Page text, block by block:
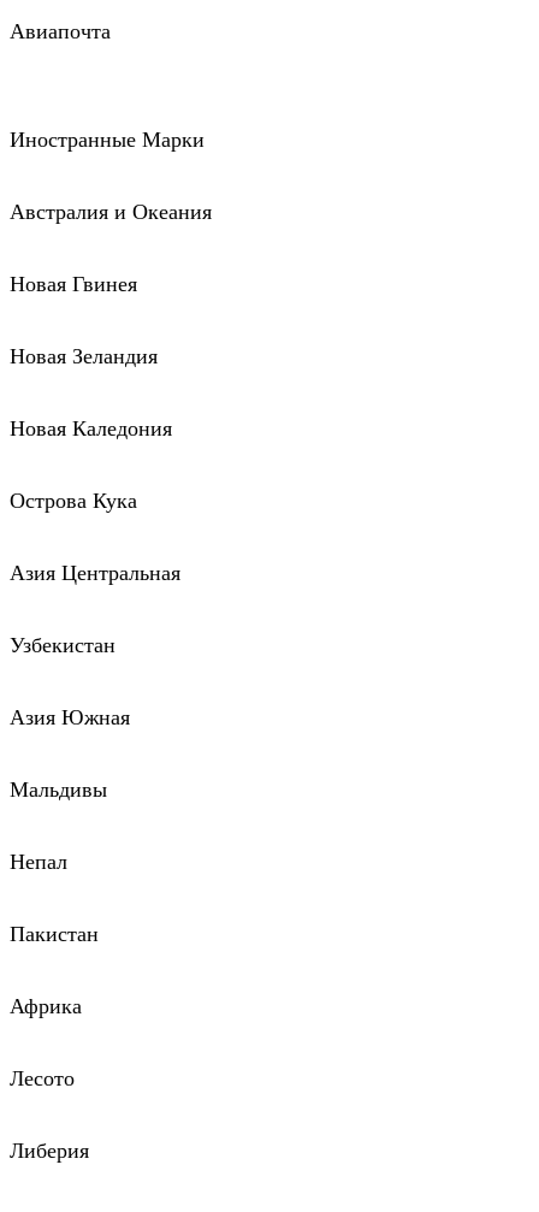
Авиапочта
Иностранные Марки
Австралия и Океания
Новая Гвинея
Новая Зеландия
Новая Каледония
Острова Кука
Азия Центральная
Узбекистан
Азия Южная
Мальдивы
Непал
Пакистан
Африка
Лесото
Либерия